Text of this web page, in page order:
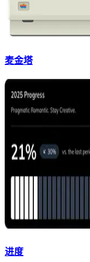
麦金塔
进度